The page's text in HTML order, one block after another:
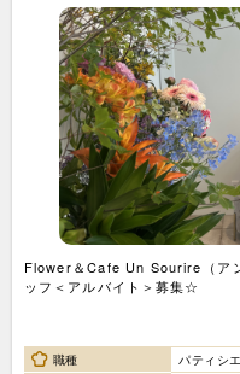
Flower＆Cafe Un Sourire（ア
ッフ＜アルバイト＞募集☆
職種
パティシ